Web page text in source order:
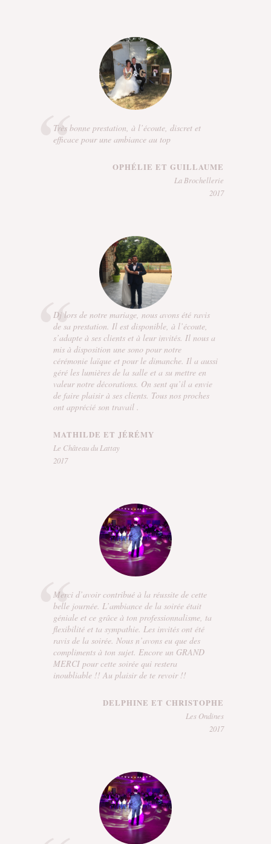
Très bonne prestation, à l’écoute, discret et
efficace pour une ambiance au top
OPHÉLIE ET GUILLAUME
La Brochellerie
2017
Dj lors de notre mariage, nous avons été ravis
de sa prestation. Il est disponible, à l’écoute,
s’adapte à ses clients et à leur invités. Il nous a
mis à disposition une sono pour notre
cérémonie laïque et pour le dimanche. Il a aussi
géré les lumières de la salle et a su mettre en
valeur notre décorations. On sent qu’il a envie
de faire plaisir à ses clients. Tous nos proches
ont apprécié son travail .
MATHILDE ET JÉRÉMY
Le Château du Lattay
2017
Merci d’avoir contribué à la réussite de cette
belle journée. L’ambiance de la soirée était
géniale et ce grâce à ton professionnalisme, ta
flexibilité et ta sympathie. Les invités ont été
ravis de la soirée. Nous n’avons eu que des
compliments à ton sujet. Encore un GRAND
MERCI pour cette soirée qui restera
inoubliable !! Au plaisir de te revoir !!
DELPHINE ET CHRISTOPHE
Les Ondines
2017